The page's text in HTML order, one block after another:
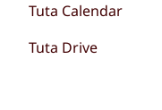
Tuta Calendar
Tuta Drive